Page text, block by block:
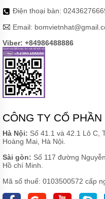
Điện thoại bàn:
Email:
Viber: +84986488886
CÔNG TY CỔ
Hà Nội: Số 41.1 và 42.1 Lô C,
Hoàng Mai, Hà Nội.
Sài gòn: Số 117 đường
Hồ chí Minh.
Mã số thuế: 0103500572 cấp